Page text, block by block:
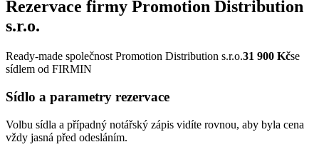
Rezervace firmy Promotion Distribution
s.r.o.
Ready-made společnost Promotion Distribution s.r.o.31 900 Kčse
sídlem od FIRMIN
Sídlo a parametry rezervace
Volbu sídla a případný notářský zápis vidíte rovnou, aby byla cena
vždy jasná před odesláním.